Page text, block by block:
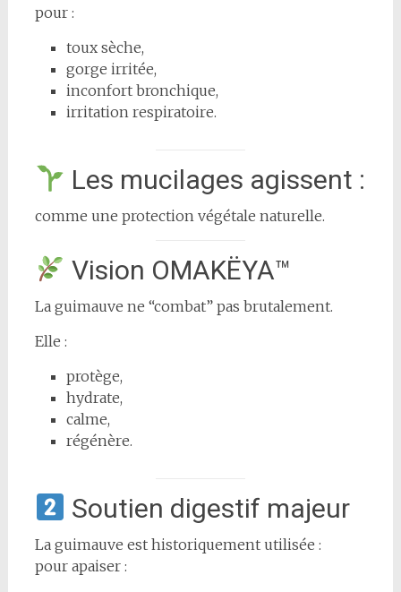
pour :
toux sèche,
gorge irritée,
inconfort bronchique,
irritation respiratoire.
Les mucilages agissent :
comme une protection végétale naturelle.
Vision OMAKËYA™
La guimauve ne “combat” pas brutalement.
Elle :
protège,
hydrate,
calme,
régénère.
Soutien digestif majeur
La guimauve est historiquement utilisée :
pour apaiser :